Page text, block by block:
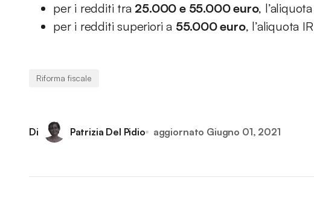
per i redditi tra 25.000 e 55.000 euro,
per i redditi superiori a 55.000 euro, l’aliquota
Riforma fiscale
Di Patrizia Del Pidio aggiornato Giugno 01, 2021